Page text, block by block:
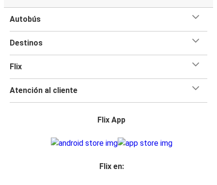
Autobús
Destinos
Flix
Atención al cliente
Flix App
Flix en: